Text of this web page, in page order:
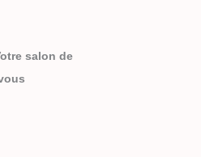
salon de